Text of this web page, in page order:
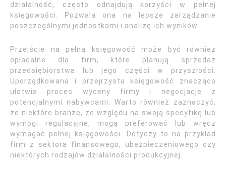
działalność, często odnajdują korzyści w pełnej
księgowości. Pozwala ona na lepsze zarządzanie
poszczególnymi jednostkami i analizę ich wyników.
Przejście na pełną księgowość może być również
opłacalne dla firm, które planują sprzedaż
przedsiębiorstwa lub jego części w przyszłości.
Uporządkowana i przejrzysta księgowość znacząco
ułatwia proces wyceny firmy i negocjacje z
potencjalnymi nabywcami. Warto również zaznaczyć,
że niektóre branże, ze względu na swoją specyfikę lub
wymogi regulacyjne, mogą preferować lub wręcz
wymagać pełnej księgowości. Dotyczy to na przykład
firm z sektora finansowego, ubezpieczeniowego czy
niektórych rodzajów działalności produkcyjnej.